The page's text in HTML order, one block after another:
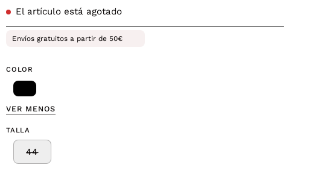
El artículo está agotado
Envíos gratuitos a partir de 50€
COLOR
VER MENOS
TALLA
44